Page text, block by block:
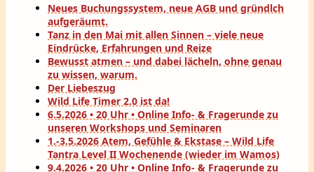
Neues Buchungssystem, neue AGB und gründlch
aufgeräumt.
Tanz in den Mai mit allen Sinnen – viele neue
Eindrücke, Erfahrungen und Reize
Bewusst atmen – und dabei lächeln, ohne genau
zu wissen, warum.
Der Liebeszug
Wild Life Timer 2.0 ist da!
6.5.2026 • 20 Uhr • Online Info- & Fragerunde zu
unseren Workshops und Seminaren
1.-3.5.2026 Atem, Gefühle & Ekstase – Wild Life
Tantra Level II Wochenende (wieder im Wamos)
9.4.2026 • 20 Uhr • Online Info- & Fragerunde zu